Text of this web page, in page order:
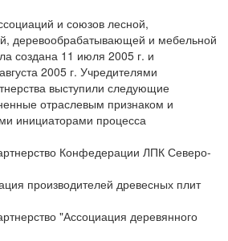
и союзов лесной,
деревообрабатывающей и мебельной
создана 11 июля 2005 г. и
2005 г. Учредителями
выступили следующие
отраслевым признаком и
инициаторами процесса
Конфедерации ЛПК Северо-
производителей древесных плит
"Ассоциация деревянного